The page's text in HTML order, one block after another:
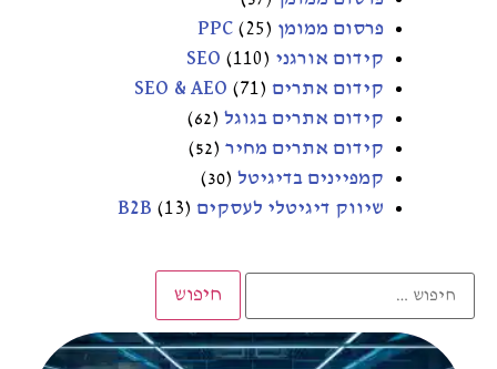
פרסום ממומן PPC (25)
קידום אורגני SEO (110)
קידום אתרים SEO & AEO (71)
קידום אתרים בגוגל (62)
קידום אתרים מחיר (52)
קמפיינים בדיגיטל (30)
שיווק דיגיטלי לעסקים B2B (13)